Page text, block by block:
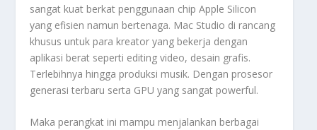
sangat kuat berkat penggunaan chip Apple Silicon
yang efisien namun bertenaga. Mac Studio di rancang
khusus untuk para kreator yang bekerja dengan
aplikasi berat seperti editing video, desain grafis.
Terlebihnya hingga produksi musik. Dengan prosesor
generasi terbaru serta GPU yang sangat powerful.
Maka perangkat ini mampu menjalankan berbagai